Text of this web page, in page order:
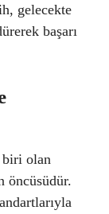
gelecekte
başarı
biri olan
öncüsüdür.